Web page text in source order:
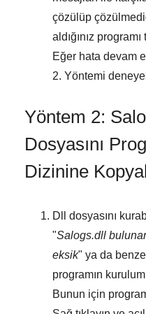
çözülüp
aldığınız
Eğer hata devam
2. Yöntemi
Yöntem 2:
Dosyasını
Dizinine
Dll dosyasını
"Salogs.dll
eksik" ya da
programın
Bunun için